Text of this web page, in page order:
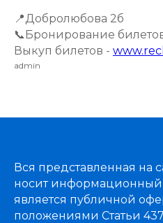
📍Добролюбова 2б
📞Бронирование
Выкуп билетов -
admin
Вся представленная на
носит информационный
является публичной
положениями Статьи